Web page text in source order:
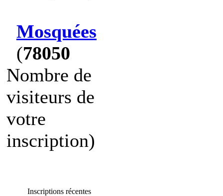
Mosquées
(78050
Nombre de
visiteurs de
votre
inscription)
Inscriptions récentes